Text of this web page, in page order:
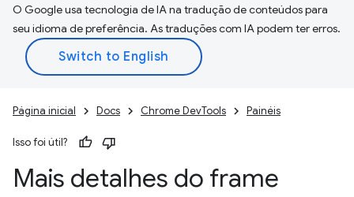
O Google usa tecnologia de IA na tradução de conteúdos para
seu idioma de preferência. As traduções com IA podem ter erros.
Página inicial Docs Chrome DevTools Painéis
Isso foi útil?
Mais detalhes do frame